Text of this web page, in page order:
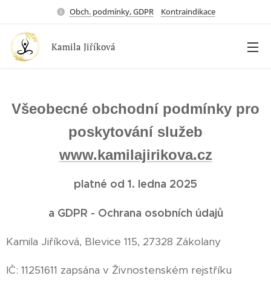
Obch. podmínky, GDPR Kontraindikace
Kamila Jiříková
Všeobecné obchodní podmínky pro
poskytování služeb
www.kamilajirikova.cz
platné od 1. ledna 2025
a GDPR - Ochrana osobních údajů
Kamila Jiříková, Blevice 115, 27328 Zákolany
IČ: 11251611 zapsána v Živnostenském rejstříku